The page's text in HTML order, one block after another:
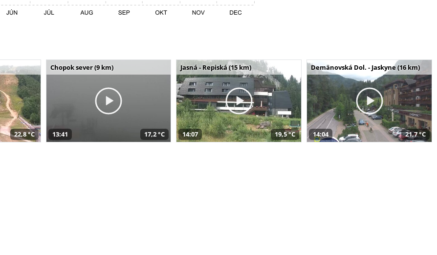
22,8 °C
Chopok sever (9 km)
13:41 17,2 °C
Jasná - Repiská (15 km)
14:07 19,5 °C
Demänovská Dol. - Jaskyne (16 km)
14:04 21,7 °C